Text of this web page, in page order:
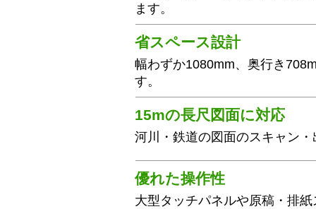
ます。
省スペース設計
幅わずか1080mm、奥行き
す。
15mの長尺図面に対応
河川・鉄道の図面のスキャン
優れた操作性
大型タッチパネルや原稿・排